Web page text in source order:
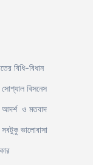
বিধি-বিধান
সোশ্যাল বিসনেস
আদর্শ ও মতবাদ
ভালোবাসা